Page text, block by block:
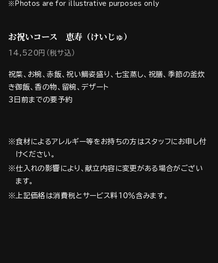
※Photos are for illustrative purposes only
お祝いコース 恵寿（けいじゅ）
14,520円（税サ込）
祝菜、お椀、赤飯、祝い鯛姿盛り、七宝蒸し、祝膳、季節の釜炊
き御飯、香の物、留椀、デザート
3日前までの要予約
※食材によるアレルギー等をお持ちの方はスタッフにお申し付
けください。
※仕入れの影響により、献立内容に変更がある場合がござい
ます。
※上記価格は消費税とサービス料10％含みます。